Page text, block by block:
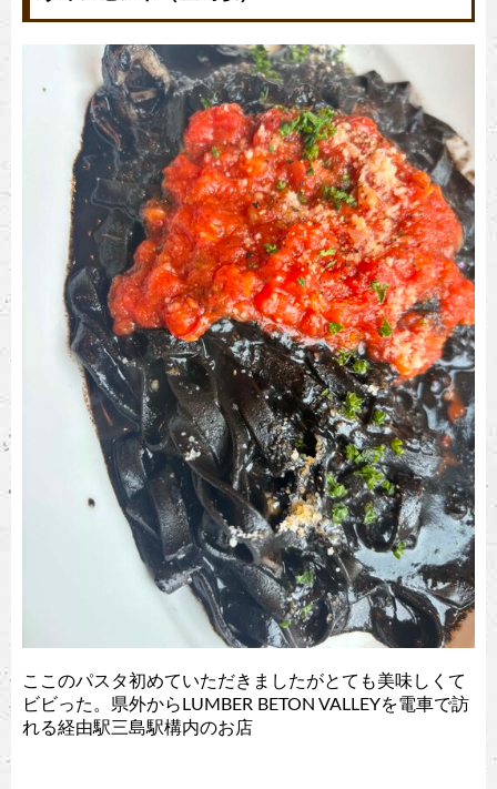
ここのパスタ初めていただきましたがとても美味しくて
ビビった。県外からLUMBER BETON VALLEYを電車で訪
れる経由駅三島駅構内のお店